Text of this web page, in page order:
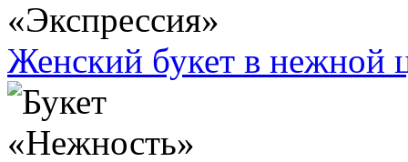
Женский букет в нежной